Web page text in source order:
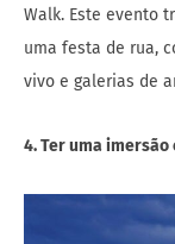
Walk. Este evento
uma festa de rua,
vivo e galerias de
4. Ter uma